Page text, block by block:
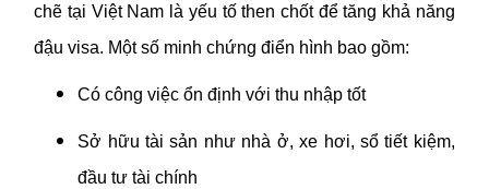
chẽ tại Việt Nam là yếu tố then chốt để tăng khả năng
đậu visa. Một số minh chứng điển hình bao gồm:
Có công việc ổn định với thu nhập tốt
Sở hữu tài sản như nhà ở, xe hơi, sổ tiết kiệm,
đầu tư tài chính